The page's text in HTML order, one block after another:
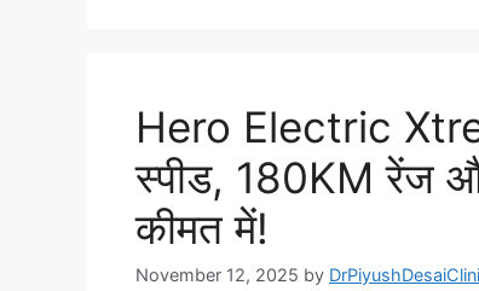
Hero Electric
स्पीड, 180KM रेंज
कीमत में!
November 12, 2025 by